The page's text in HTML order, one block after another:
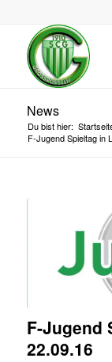
News
Du bist hier:
F-Jugend Spieltag in
F-Jugend
22.09.16